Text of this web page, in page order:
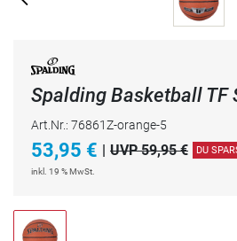
Spalding Basketball TF
Art.Nr.: 76861Z-orange-5
53,95 € | UVP 59,95 € DU
inkl. 19 % MwSt.